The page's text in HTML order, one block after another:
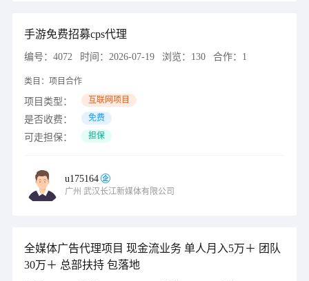
手游免费招募cps代理
编号： 4072 时间： 2026-07-19 浏览： 130 合作： 1
类目： 项目合作
项目类型： 互联网项目
是否收费： 免费
可走担保： 担保
u175164
广州 武汉长江新媒体有限公司
全媒体广告代理项目 现金流业务 单人月入5万＋ 团队
30万＋ 总部扶持 包落地